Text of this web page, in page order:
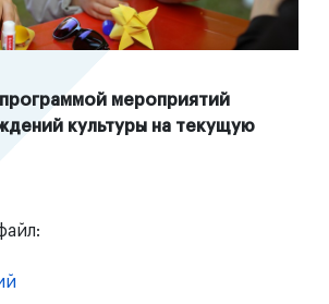
мероприятий
культуры на текущую